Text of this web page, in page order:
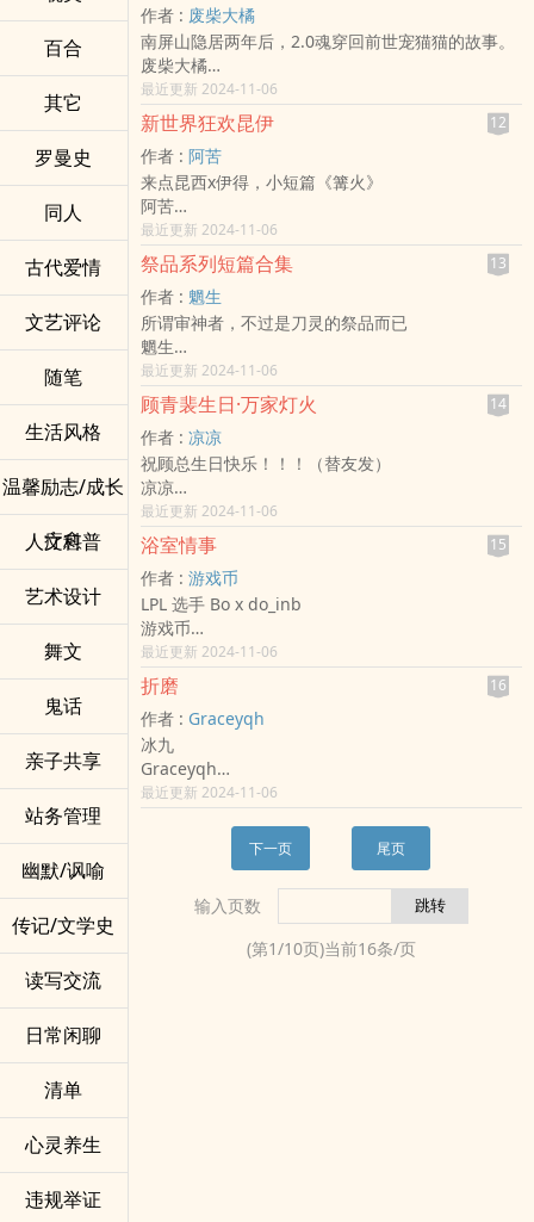
百合
其它
罗曼史
同人
古代爱情
文艺评论
随笔
生活风格
温馨励志/成长
疗愈
人文科普
艺术设计
舞文
鬼话
亲子共享
站务管理
幽默/讽喻
传记/文学史
读写交流
日常闲聊
清单
心灵养生
违规举证
男穿女预警，胤禛胤禩穿甄嬛传
本文不建议任何需要预警的人阅读。
胤禩本质天龙人，建议不要对他的道德感抱有过高
期待。
作者 : 废柴大橘
南屏山隐居两年后，2.0魂穿回前世宠猫猫的故事。
废柴大橘
二哈[肉包不吃肉《二哈和他的白猫师尊》] - 燃晚
[墨燃/楚晚宁] 同人衍生 - 小说同人
BL - 完结 - 中篇
最近更新 2024-11-06
新世界狂欢昆伊 12
作者 : 阿苦
来点昆西x伊得，小短篇《篝火》
阿苦
新世界狂欢 - 昆西/伊得 同人衍生 - 游戏同人 - BL -
完结
最近更新 2024-11-06
祭品系列短篇合集 13
作者 : 魍生
所谓审神者，不过是刀灵的祭品而已
魍生
刀剑乱舞[刀剑乱舞] - all审[全员/审神者] 同人衍生 -
三观不正 - 完结 - BG - 游戏同人 - 中篇
【阅前避雷】
三年多前的古早期的同人黑历史坑
第二人称视角
内含各式黑化小黑屋
内含私设
内含花样碎刀&BE&HE&OE
除非特别注明，每篇之间均为独立故事，互不相
关。
小心食用，注意健康
【PS.】本篇其实在三年前就已经在lof和JJ连载完结
了。因为神兽河蟹肆虐，不是被锁就是被阉。
另外，三年前写的时候刀男人还没有现在这幺多的
官方设定和改变（比如和泉守兼定的刀种改变等等
等等），所以当时写的比较放飞也没有太多官方设
定参照。如果以目前的设定来看会有诸多BUG，但
是因为这个合集坑早平了，所以作者也不打算修改
了。
在这里放一遍纯粹是为了给一些求文的小可爱一个
能看到完整版的机会。
其他，目前不做再多考虑。不会增加新章节，不会
扩写新刀。
最近更新 2024-11-06
顾青裴生日·万家灯火 14
作者 : 凉凉
祝顾总生日快乐！！！（替友发）
凉凉
188男团[188男团] - 原顾 同人衍生 - 小说同人 - 短
篇
完结
最近更新 2024-11-06
浴室情事 15
作者 : 游戏币
LPL 选手 Bo x do_inb
游戏币
- bo咕 同人衍生 - BL - 短篇 - 完结
电竞 - 日常
是一年前写的，旧文重发，冷门cp，一个浴室的小
日常。👻
最近更新 2024-11-06
折磨 16
作者 : Graceyqh
冰九
Graceyqh
渣反[人渣反派自救系统] - 冰九[洛冰河/沈九] 同人
衍生 - 小说同人
BL - 短篇 - 完结
最近更新 2024-11-06
下一页 尾页
输入页数
(第1/10页)当前16条/页